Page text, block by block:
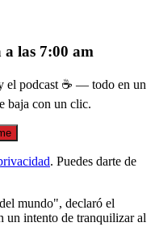
a las 7:00 am
el podcast ☕ — todo en un
baja con un clic.
. Puedes darte de
mundo", declaró el
un intento de tranquilizar al